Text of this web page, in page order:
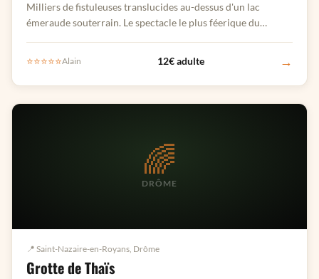
Milliers de fistuleuses translucides au-dessus d'un lac
émeraude souterrain. Le spectacle le plus féerique du
⭐⭐⭐⭐⭐Alain 12€ adulte →
🌈
DRÔME
📍 Saint-Nazaire-en-Royans, Drôme
Grotte de Thaïs